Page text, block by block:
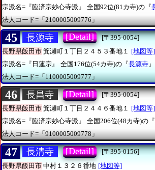
宗派名=『臨済宗妙心寺派』
全国92位(81カ寺)の『
法人コード=「2100005009776」
45 長源寺 [Detail]
[〒395-0054]
長野県飯田市 箕瀬町１丁目２４５３番地１ [地図等]
宗派名=『日蓮宗』
全国176位(54カ寺)の『長源寺
法人コード=「1100005009777」
46 長昌寺 [Detail]
[〒395-0054]
長野県飯田市 箕瀬町１丁目２４４６番地１ [地図等]
宗派名=『臨済宗妙心寺派』
全国206位(48カ寺)の『
法人コード=「9100005009778」
47 長清寺 [Detail]
[〒395-0156]
長野県飯田市 中村１３２６番地 [地図等]